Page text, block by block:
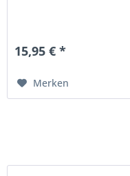
15,95 € *
Merken